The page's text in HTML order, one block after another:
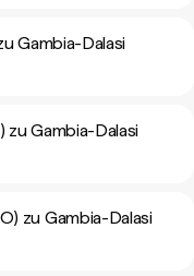
Gambia-Dalasi
zu Gambia-Dalasi
zu Gambia-Dalasi